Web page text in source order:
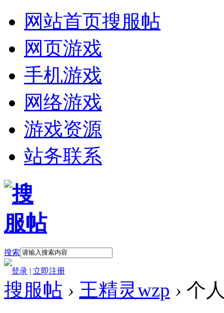
网站首页搜服帖
网页游戏
手机游戏
网络游戏
游戏资源
站务联系
搜索
登录 | 立即注册
搜服帖 › 王精灵wzp › 个